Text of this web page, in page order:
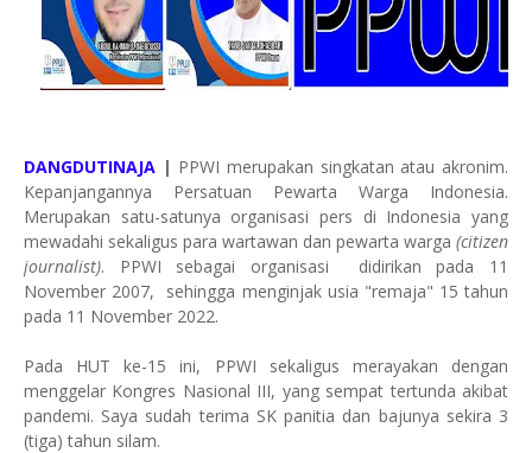
DANGDUTINAJA | PPWI merupakan singkatan atau akronim.
Kepanjangannya Persatuan Pewarta Warga Indonesia.
Merupakan satu-satunya organisasi pers di Indonesia yang
mewadahi sekaligus para wartawan dan pewarta warga (citizen
journalist). PPWI sebagai organisasi didirikan pada 11
November 2007, sehingga menginjak usia "remaja" 15 tahun
pada 11 November 2022.
Pada HUT ke-15 ini, PPWI sekaligus merayakan dengan
menggelar Kongres Nasional III, yang sempat tertunda akibat
pandemi. Saya sudah terima SK panitia dan bajunya sekira 3
(tiga) tahun silam.